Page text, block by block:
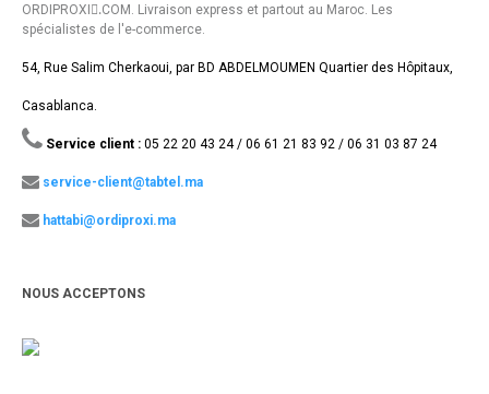
ORDIPROXI.ِCOM. Livraison express et partout au Maroc. Les
spécialistes de l'e-commerce.
54, Rue Salim Cherkaoui, par BD ABDELMOUMEN Quartier des Hôpitaux,
Casablanca.
Service client : 05 22 20 43 24 / 06 61 21 83 92 / 06 31 03 87 24
service-client@tabtel.ma
hattabi@ordiproxi.ma
NOUS ACCEPTONS